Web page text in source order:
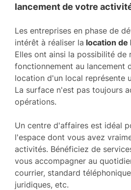
lancement de votre
Les entreprises en phase de
intérêt à réaliser la location de
Elles ont ainsi la possibilité de
fonctionnement au lancement
location d'un local représente
La surface n'est pas toujours
opérations.
Un centre d'affaires est idéal
l'espace dont vous avez
activités. Bénéficiez de
vous accompagner au
courrier, standard
juridiques, etc.